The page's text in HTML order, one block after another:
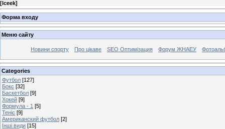
[Iceek]
Форма входу
Меню сайту
Новини спорту Про цікаве SEO Оптимізация Форум ЖНАЕУ
Categories
Футбол [127]
Бокс [32]
Баскетбол [9]
Хокей [9]
Формула - 1 [5]
Теніс [9]
Американский футбол [2]
Інші види [15]